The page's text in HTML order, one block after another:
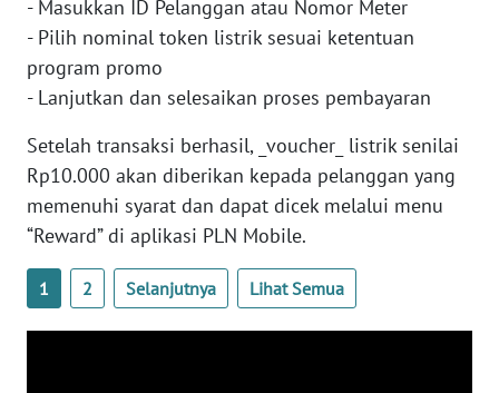
- Masukkan ID Pelanggan atau Nomor Meter
- Pilih nominal token listrik sesuai ketentuan
program promo
- Lanjutkan dan selesaikan proses pembayaran
Setelah transaksi berhasil, _voucher_ listrik senilai
Rp10.000 akan diberikan kepada pelanggan yang
memenuhi syarat dan dapat dicek melalui menu
“Reward” di aplikasi PLN Mobile.
1 2 Selanjutnya Lihat Semua
WN
SUMBAR
WN
SUMSEL
WN
BENGKULU
LAMPUNG